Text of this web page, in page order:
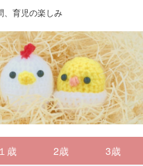
、育児の楽しみ
１歳 2歳 3歳